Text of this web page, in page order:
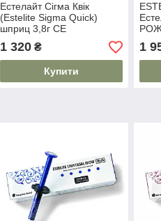
Естелайт Сігма Квік
(Estelite Sigma Quick)
шприц 3,8г CE
1 320₴
Купити
1